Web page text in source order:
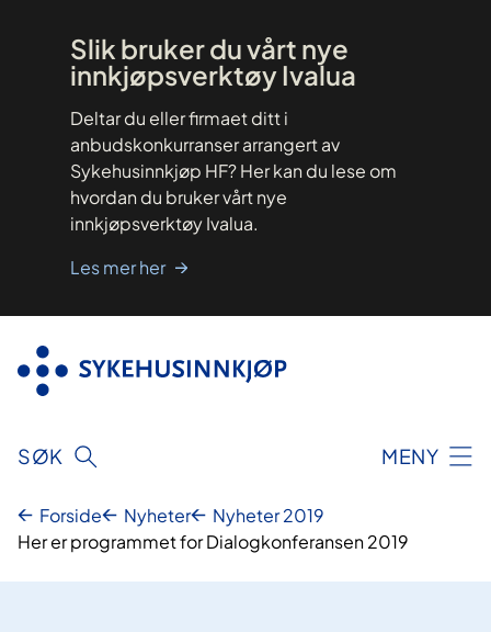
Slik bruker du vårt nye
innkjøpsverktøy Ivalua
Deltar du eller firmaet ditt i
anbudskonkurranser arrangert av
Sykehusinnkjøp HF? Her kan du lese om
hvordan du bruker vårt nye
innkjøpsverktøy Ivalua.
Les mer her
SØK MENY
Forside Nyheter
Nyheter 2019
Her er programmet for Dialogkonferansen 2019